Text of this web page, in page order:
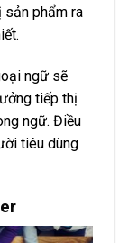
sản phẩm ra
ngữ sẽ
tiếp thị
ngữ. Điều
tiêu dùng